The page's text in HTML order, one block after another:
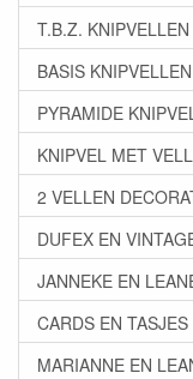
T.B.Z. KNIPVELLEN
BASIS
PYRAMIDE
KNIPVEL MET
2 VELLEN
DUFEX EN
JANNEKE EN
CARDS EN
MARIANNE EN